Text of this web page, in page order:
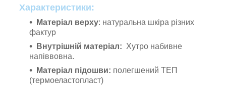
Характеристики:
Матеріал верху: натуральна шкіра різних
фактур
Внутрішній матеріал: Хутро набивне
напіввовна.
Матеріал підошви: полегшений ТЕП
(термоеластопласт)